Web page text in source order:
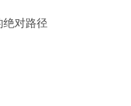
绝对路径